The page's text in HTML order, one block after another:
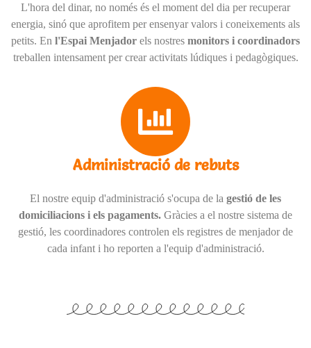
L'hora del dinar, no només és el moment del dia per recuperar
energia, sinó que aprofitem per ensenyar valors i coneixements als
petits. En l'Espai Menjador els nostres monitors i coordinadors
treballen intensament per crear activitats lúdiques i pedagògiques.
Administració de rebuts
El nostre equip d'administració s'ocupa de la gestió de les
domiciliacions i els pagaments. Gràcies a el nostre sistema de
gestió, les coordinadores controlen els registres de menjador de
cada infant i ho reporten a l'equip d'administració.